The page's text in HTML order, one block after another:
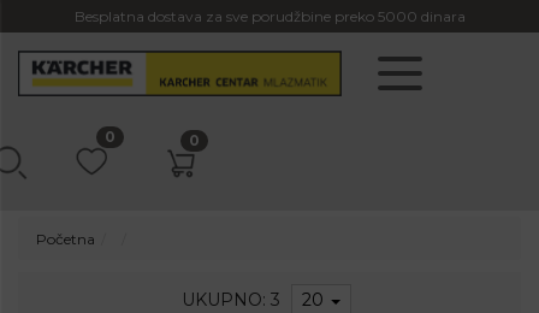
Besplatna dostava za sve porudžbine preko 5000 dinara
0 0
Početna
UKUPNO: 3
20